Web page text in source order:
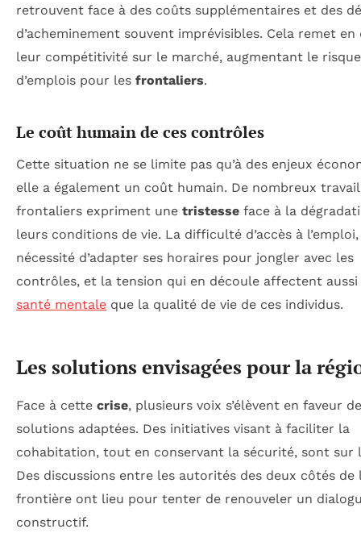
retrouvent face à des coûts supplémentaires et des
d’acheminement souvent imprévisibles. Cela remet
leur compétitivité sur le marché, augmentant le
d’emplois pour les frontaliers.
Le coût humain de ces contrôles
Cette situation ne se limite pas qu’à des enjeux
elle a également un coût humain. De nombreux
frontaliers expriment une tristesse face à la
leurs conditions de vie. La difficulté d’accès à
nécessité d’adapter ses horaires pour jongler avec les
contrôles, et la tension qui en découle affectent aussi
santé mentale que la qualité de vie de ces individus.
Les solutions envisagées pour la
Face à cette crise, plusieurs voix s’élèvent en faveur de
solutions adaptées. Des initiatives visant à faciliter la
cohabitation, tout en conservant la sécurité, sont sur
Des discussions entre les autorités des deux côtés de
frontière ont lieu pour tenter de renouveler un
constructif.